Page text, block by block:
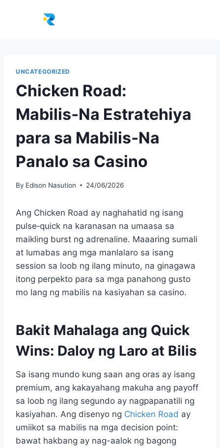
UNCATEGORIZED
Chicken Road:
Mabilis‑Na Estratehiya
para sa Mabilis‑Na
Panalo sa Casino
By Edison Nasution 24/06/2026
Ang Chicken Road ay naghahatid ng isang
pulse‑quick na karanasan na umaasa sa
maikling burst ng adrenaline. Maaaring sumali
at lumabas ang mga manlalaro sa isang
session sa loob ng ilang minuto, na ginagawa
itong perpekto para sa mga panahong gusto
mo lang ng mabilis na kasiyahan sa casino.
Bakit Mahalaga ang Quick
Wins: Daloy ng Laro at Bilis
Sa isang mundo kung saan ang oras ay isang
premium, ang kakayahang makuha ang payoff
sa loob ng ilang segundo ay nagpapanatili ng
kasiyahan. Ang disenyo ng Chicken Road ay
umiikot sa mabilis na mga decision point:
bawat hakbang ay nag-aalok ng bagong